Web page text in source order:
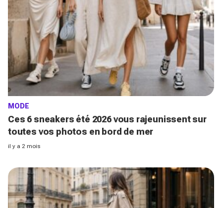
MODE
Ces 6 sneakers été 2026 vous rajeunissent sur
toutes vos photos en bord de mer
il y a 2 mois